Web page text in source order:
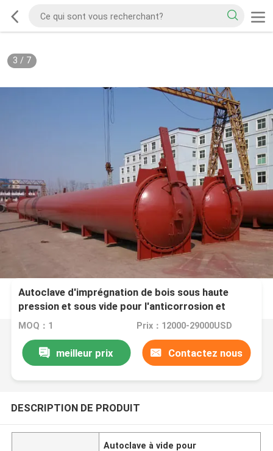
3 / 7
Autoclave d'imprégnation de bois sous haute
pression et sous vide pour l'anticorrosion et
l'insecticide
MOQ：1 Prix：12000-29000USD
meilleur prix Contactez nous
DESCRIPTION DE PRODUIT
Autoclave à vide pour